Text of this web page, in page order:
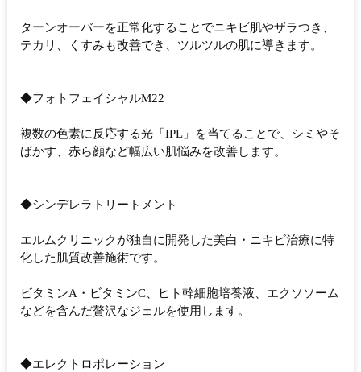
ターンオーバーを正常化することでニキビ肌やザラつき、
テカリ、くすみも改善でき、ツルツルの肌に導きます。
◆フォトフェイシャルM22
複数の色素に反応する光「IPL」を当てることで、シミやそ
ばかす、赤ら顔など幅広い肌悩みを改善します。
◆シンデレラトリートメント
エルムクリニックが独自に開発した美白・ニキビ治療に特
化した肌質改善施術です。
ビタミンA・ビタミンC、ヒト幹細胞培養液、エクソソーム
などを含んだ贅沢なジェルを使用します。
◆エレクトロポレーション